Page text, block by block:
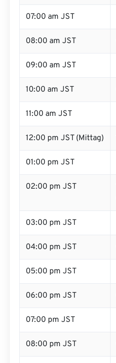
07:00 am JST
08:00 am JST
09:00 am JST
10:00 am JST
11:00 am JST
12:00 pm JST (Mittag)
01:00 pm JST
02:00 pm JST
03:00 pm JST
04:00 pm JST
05:00 pm JST
06:00 pm JST
07:00 pm JST
08:00 pm JST